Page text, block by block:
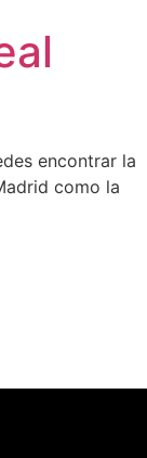
encontrar la
como la